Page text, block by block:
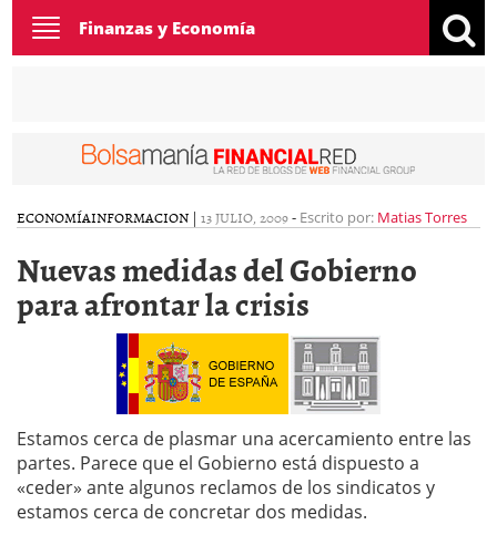
Toggle
navigation
Finanzas y Economía
ECONOMÍAINFORMACION | 13 JULIO, 2009- Escrito por: Matias Torres
Nuevas medidas del Gobierno
para afrontar la crisis
Estamos cerca de plasmar una acercamiento entre las
partes. Parece que el Gobierno está dispuesto a
«ceder» ante algunos reclamos de los sindicatos y
estamos cerca de concretar dos medidas.